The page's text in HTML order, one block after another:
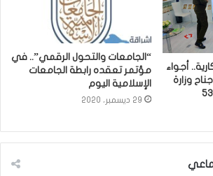
أجواء
وزارة
“الجامعات والتحول الرقمي”.. في
مؤتمر تعقده رابطة الجامعات
الإسلامية اليوم
29 ديسمبر، 2020